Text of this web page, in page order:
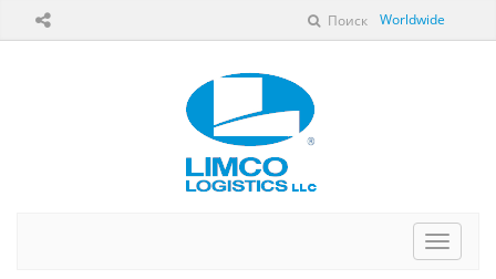
Worldwide
Поиск